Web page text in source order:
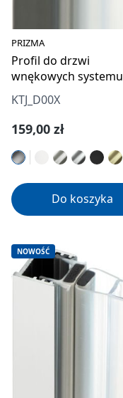
PRIZMA
Profil do drzwi
wnękowych systemu
Prizma
KTJ_D00X
Cena regularna:
159,00 zł
Do koszyka
NOWOŚĆ